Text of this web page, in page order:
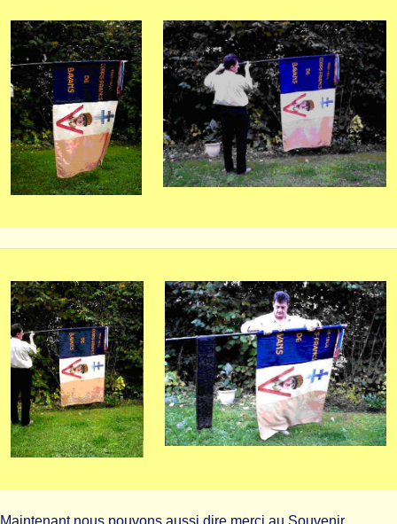
Maintenant nous pouvons aussi dire merci au Souvenir